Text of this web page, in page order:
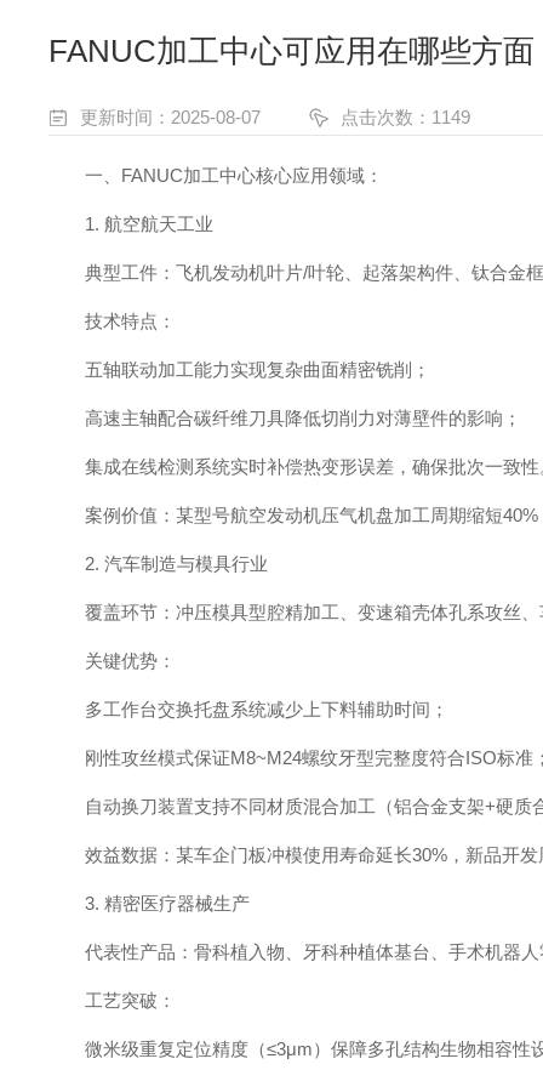
FANUC加工中心可应用在哪些方面
更新时间：2025-08-07 点击次数：1149
一、FANUC加工中心核心应用领域：
1. 航空航天工业
典型工件：飞机发动机叶片/叶轮、起落架构件、钛合金
技术特点：
五轴联动加工能力实现复杂曲面精密铣削；
高速主轴配合碳纤维刀具降低切削力对薄壁件的影响；
集成在线检测系统实时补偿热变形误差，确保批次一致性
案例价值：某型号航空发动机压气机盘加工周期缩短40%
2. 汽车制造与模具行业
覆盖环节：冲压模具型腔精加工、变速箱壳体孔系攻丝、
关键优势：
多工作台交换托盘系统减少上下料辅助时间；
刚性攻丝模式保证M8~M24螺纹牙型完整度符合ISO标准
自动换刀装置支持不同材质混合加工（铝合金支架+硬质
效益数据：某车企门板冲模使用寿命延长30%，新品开发
3. 精密医疗器械生产
代表性产品：骨科植入物、牙科种植体基台、手术机器人
工艺突破：
微米级重复定位精度（≤3μm）保障多孔结构生物相容性